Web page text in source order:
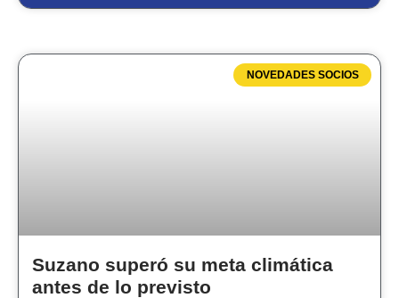
NOVEDADES SOCIOS
Suzano superó su meta climática
antes de lo previsto